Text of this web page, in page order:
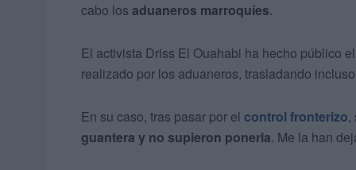
cabo los aduaneros marroquíes.
El activista Driss El Ouahabi ha hecho público
realizado por los aduaneros, trasladando
En su caso, tras pasar por el control fronterizo,
guantera y no supieron ponerla. Me la han